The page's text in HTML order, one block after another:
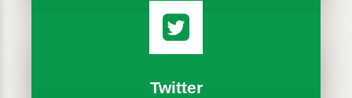
Twitter